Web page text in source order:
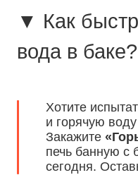
▼ Как
вода в баке?
Хотите
и горячую
Закажите
печь банную с
сегодня.